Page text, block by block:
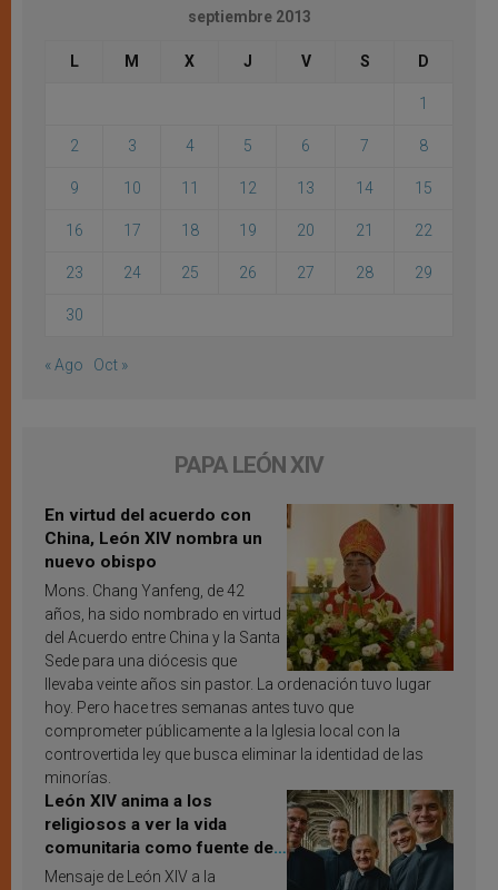
septiembre 2013
L M X J V S D
1
2 3 4 5 6 7 8
9 10 11 12 13 14 15
16 17 18 19 20 21 22
23 24 25 26 27 28 29
30
« Ago Oct »
PAPA LEÓN XIV
En virtud del acuerdo con
China, León XIV nombra un
nuevo obispo
Mons. Chang Yanfeng, de 42
años, ha sido nombrado en virtud
del Acuerdo entre China y la Santa
Sede para una diócesis que
llevaba veinte años sin pastor. La ordenación tuvo lugar
hoy. Pero hace tres semanas antes tuvo que
comprometer públicamente a la Iglesia local con la
controvertida ley que busca eliminar la identidad de las
minorías.
León XIV anima a los
religiosos a ver la vida
comunitaria como fuente de
inspiración y santificación
Mensaje de León XIV a la